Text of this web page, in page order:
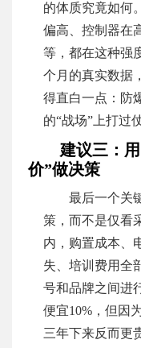
的体质究竟如何
偏高、控制器在
等，都在这种强
个月的真实数据
得直白一点：防
的“战场”上打过
建议三：
价”做决策
最后一个关
策，而不是仅看
内，购置成本、
失、培训费用全
号和品牌之间进
便宜10%，但因
三年下来反而更